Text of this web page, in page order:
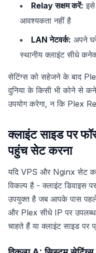
Relay सक्षम करें:
आवश्यकता नहीं है
LAN नेटवर्क: अपने
स्थानीय क्लाइंट सीधे
सेटिंग्स को सहेजने के बाद
दुनिया के किसी भी कोने से
उपयोग करेगा, न कि Plex
क्लाइंट साइड पर
पहुंच सेट करना
यदि VPS और Nginx सेट
विकल्प है - क्लाइंट डिवाइस
उपयुक्त है जब आपके पास पहले
और Plex सीधे IP पर उपलब्ध
चाहते हैं या क्लाइंट साइड पर